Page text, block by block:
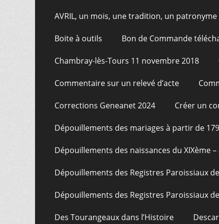
AVRIL, un mois, une tradition, un patronyme
Boite à outils Bon de Commande
Chambray-lès-Tours 11 novembre 2018
Commentaire sur un relevé d’acte
Corrections Geneanet 2024 Créer un
Dépouillements des mariages à partir de
Dépouillements des naissances du XIXème
Dépouillements des Registres Paroissiaux
Dépouillements des Registres Paroissiaux
Des Tourangeaux dans l’Histoire